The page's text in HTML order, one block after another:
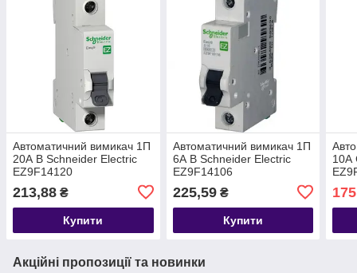
Автоматичний вимикач 1П
20А В Schneider Electric
EZ9F14120
213,88 ₴
Купити
Автоматичний вимикач 1П
6А В Schneider Electric
EZ9F14106
225,59₴
Купити
10А
Акційні пропозиції та новинки